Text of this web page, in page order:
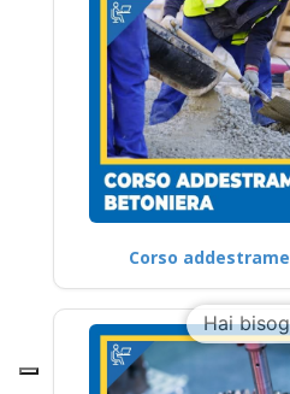
Corso